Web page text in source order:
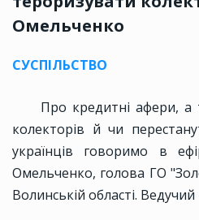
Омельченко
СУСПІЛЬСТВО
Про кредитні афери, а
колекторів й чи
українців говоримо в
Омельченко, голова ГО
Волинській області.